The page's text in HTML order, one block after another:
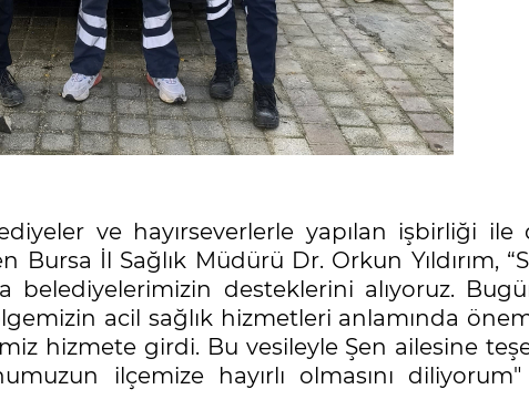
ve hayırseverlerle yapılan işbirliği ile
İl Sağlık Müdürü Dr. Orkun Yıldırım,
belediyelerimizin desteklerini alıyoruz.
acil sağlık hizmetleri anlamında
hizmete girdi. Bu vesileyle Şen ailesine
ilçemize hayırlı olmasını